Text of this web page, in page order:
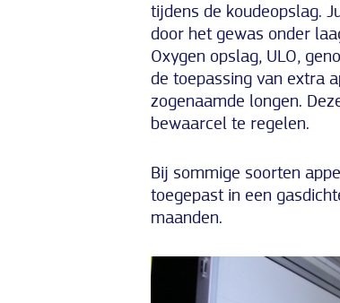
tijdens de koudeopslag.
door het gewas onder
Oxygen opslag, ULO,
de toepassing van extra
zogenaamde longen.
bewaarcel te regelen.
Bij sommige soorten
toegepast in een
maanden.